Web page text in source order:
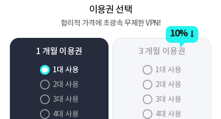
이용권 선택
합리적 가격에 초광속 무제한 VPN!
1 개월 이용권
1대 사용
2대 사용
3대 사용
4대 사용
3 개월 이용권
10%
1대 사용
2대 사용
3대 사용
4대 사용